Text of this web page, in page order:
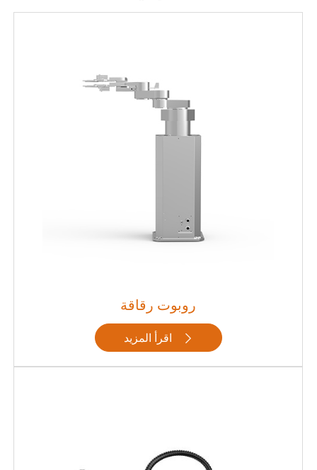
روبوت رقاقة
اقرأ المزيد 